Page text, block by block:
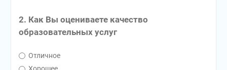
2. Как Вы оцениваете качество
образовательных услуг
Отличное